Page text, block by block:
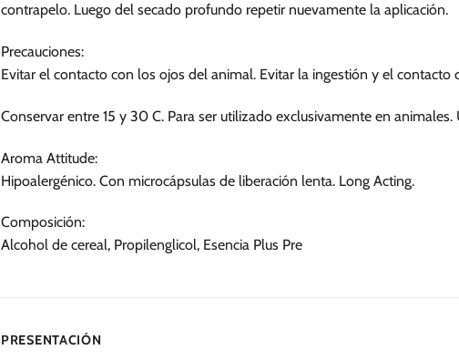
contrapelo. Luego del secado profundo repetir nuevamente la aplicación.
Precauciones:
Evitar el contacto con los ojos del animal. Evitar la ingestión y el contacto
Conservar entre 15 y 30 C. Para ser utilizado exclusivamente en
Aroma Attitude:
Hipoalergénico. Con microcápsulas de liberación lenta. Long Acting.
Composición:
Alcohol de cereal, Propilenglicol, Esencia Plus Pre
PRESENTACIÓN